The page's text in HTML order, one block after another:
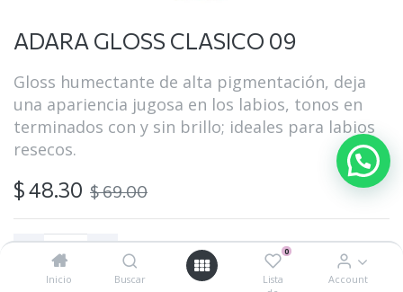
Inicio Buscar
0
Lista
Account
ADARA GLOSS CLASICO 09
Gloss humectante de alta pigmentación, deja
una apariencia jugosa en los labios, tonos en
terminados con y sin brillo; ideales para labios
resecos.
$48.30 $69.00